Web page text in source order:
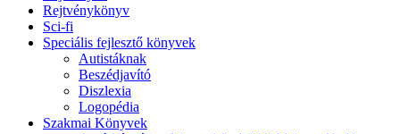
Rejtvénykönyv
Sci-fi
Speciális fejlesztő könyvek
Autistáknak
Beszédjavító
Diszlexia
Logopédia
Szakmai Könyvek